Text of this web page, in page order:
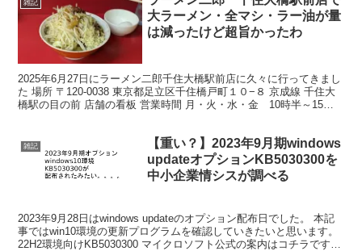
雑記
大ラーメン・全マシ・ラー油が量
は減ったけど超旨かったわ
2025年6月27日にラーメン二郎千住大橋駅前店に久々に行ってきまし
た 場所 〒120-0038 東京都足立区千住橋戸町１０−８ 京成線 千住大
橋駅の目の前 店舗の看板 営業時間 月・火・水・金 10時半～15時
雑記
【重い？】2023年9月期windows
updateオプションKB5030300を
中小企業情シスが調べる
2023年9月28日はwindows updateのオプション配布日でした。 本記
事ではwin10環境の更新プログラムを確認していきたいと思います。
22H2環境向けKB5030300 マイクロソフト公式の案内はコチラです。